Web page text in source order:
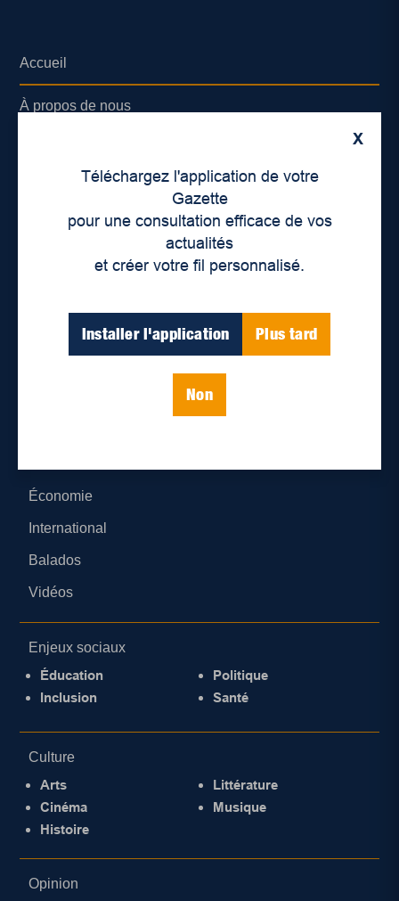
X
Téléchargez l'application de votre
Gazette
pour une consultation efficace de vos
actualités
et créer votre fil personnalisé.
Installer l'application Plus tard
Non
Accueil
À propos de nous
Lieux de distribution
Économie
International
Balados
Vidéos
Enjeux sociaux
Éducation
Inclusion
Politique
Santé
Culture
Arts
Cinéma
Histoire
Littérature
Musique
Opinion